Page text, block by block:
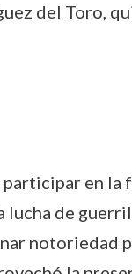
del Toro,
en la
lucha de
notoriedad